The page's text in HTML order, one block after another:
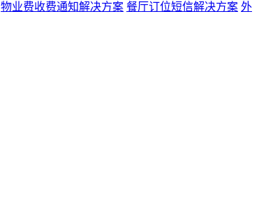
物业费收费通知解决方案 餐厅订位短信解决方案 外